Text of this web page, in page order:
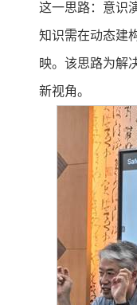
这一思路：意识
知识需在动态建
映。该思路为解
新视角。